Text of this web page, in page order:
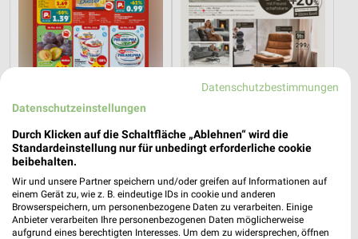
2,2 km
Angebote ab 10.08.
Gültig ab Mo. 10.08.
Dieter Knoll
Gültig bis Fr. 14.08.
XXXLutz Thomas Philipps
Datenschutzbestimmungen
Datenschutzeinstellungen
Durch Klicken auf die Schaltfläche „Ablehnen“ wird die
Standardeinstellung nur für unbedingt erforderliche cookie
beibehalten.
Wir und unsere Partner speichern und/oder greifen auf Informationen auf
einem Gerät zu, wie z. B. eindeutige IDs in cookie und anderen
Browserspeichern, um personenbezogene Daten zu verarbeiten. Einige
Anbieter verarbeiten Ihre personenbezogenen Daten möglicherweise
aufgrund eines berechtigten Interesses. Um dem zu widersprechen, öffnen